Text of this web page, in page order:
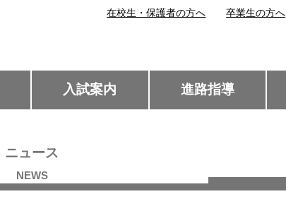
入試案内 進路指導
在校生・保護者の方へ 卒業生の方へ
ニュース